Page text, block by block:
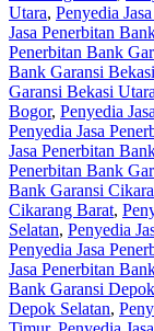
Utara, Penyedia
Jasa Penerbitan
Penerbitan Bank
Bank Garansi
Garansi Bekasi Utara
Bogor, Penyedia
Penyedia Jasa
Jasa Penerbitan
Penerbitan Bank
Bank Garansi
Cikarang Barat,
Selatan, Penyedia
Penyedia Jasa
Jasa Penerbitan
Bank Garansi
Depok Selatan,